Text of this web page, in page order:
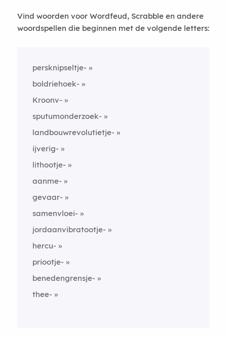
Vind woorden voor Wordfeud, Scrabble en andere
woordspellen die beginnen met de volgende letters:
persknipseltje-
boldriehoek-
Kroonv-
sputumonderzoek-
landbouwrevolutietje-
ijverig-
lithootje-
aanme-
gevaar-
samenvloei-
jordaanvibratootje-
hercu-
priootje-
benedengrensje-
thee-